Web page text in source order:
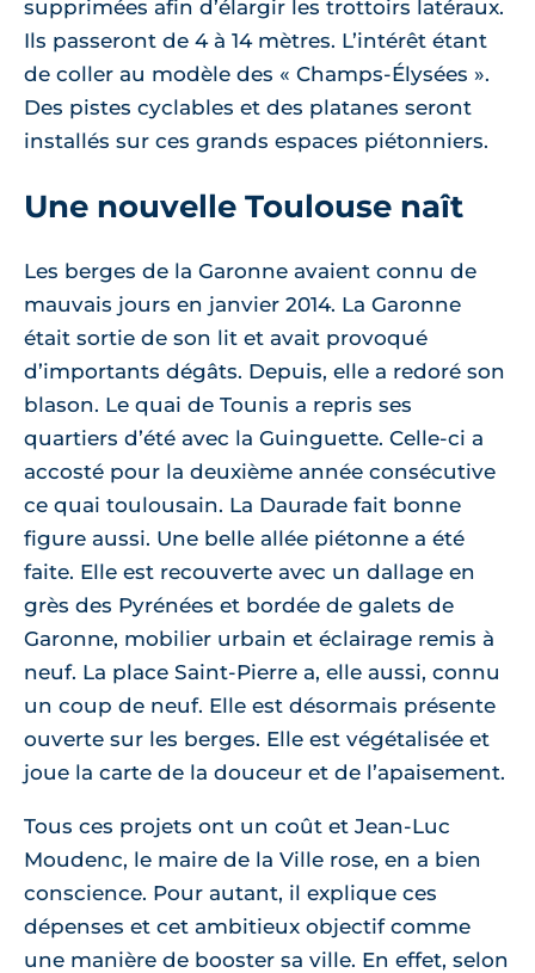
supprimées afin d’élargir les trottoirs latéraux.
Ils passeront de 4 à 14 mètres. L’intérêt étant
de coller au modèle des « Champs-Élysées ».
Des pistes cyclables et des platanes seront
installés sur ces grands espaces piétonniers.
Une nouvelle Toulouse naît
Les berges de la Garonne avaient connu de
mauvais jours en janvier 2014. La Garonne
était sortie de son lit et avait provoqué
d’importants dégâts. Depuis, elle a redoré son
blason. Le quai de Tounis a repris ses
quartiers d’été avec la Guinguette. Celle-ci a
accosté pour la deuxième année consécutive
ce quai toulousain. La Daurade fait bonne
figure aussi. Une belle allée piétonne a été
faite. Elle est recouverte avec un dallage en
grès des Pyrénées et bordée de galets de
Garonne, mobilier urbain et éclairage remis à
neuf. La place Saint-Pierre a, elle aussi, connu
un coup de neuf. Elle est désormais présente
ouverte sur les berges. Elle est végétalisée et
joue la carte de la douceur et de l’apaisement.
Tous ces projets ont un coût et Jean-Luc
Moudenc, le maire de la Ville rose, en a bien
conscience. Pour autant, il explique ces
dépenses et cet ambitieux objectif comme
une manière de booster sa ville. En effet, selon